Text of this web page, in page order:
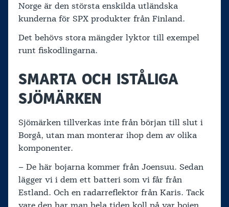
Norge är den största enskilda utländska
kunderna för SPX produkter från Finland.
Det behövs stora mängder lyktor till exempel
runt fiskodlingarna.
SMARTA OCH ISTÅLIGA
SJÖMÄRKEN
Sjömärken tillverkas inte från början till slut i
Borgå, utan man monterar ihop dem av olika
komponenter.
– De här bojarna kommer från Joensuu. Sedan
lägger vi i dem ett batteri som vi får från
Estland. Och en radarreflektor från Karis. Tack